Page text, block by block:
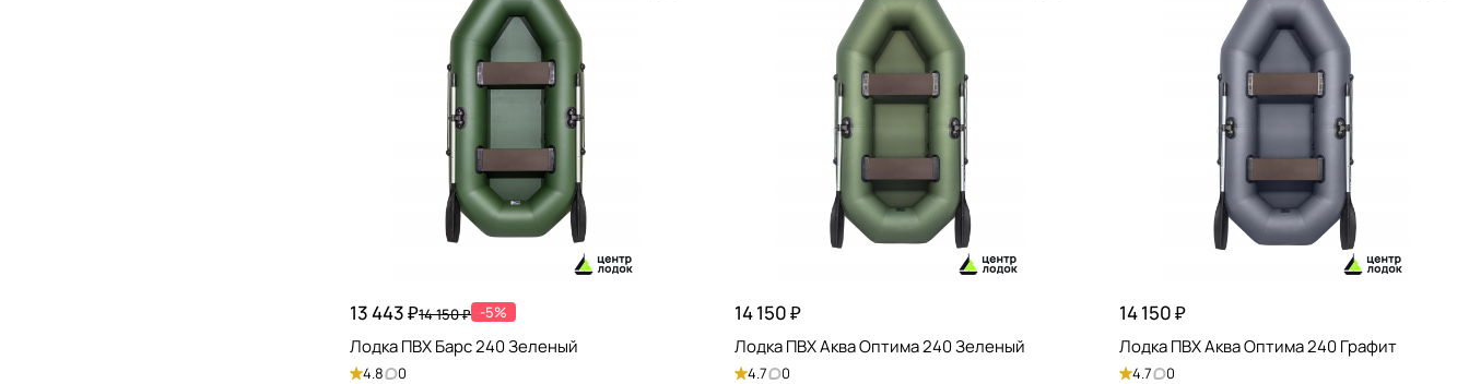
13 443 ₽14 150 ₽ -5%
Лодка ПВХ Барс 240 Зеленый
4.8 0
14 150 ₽
Лодка ПВХ Аква Оптима 240 Зеленый
4.7 0
14 150 ₽
Лодка ПВХ Аква Оптима 240 Графит
4.7 0